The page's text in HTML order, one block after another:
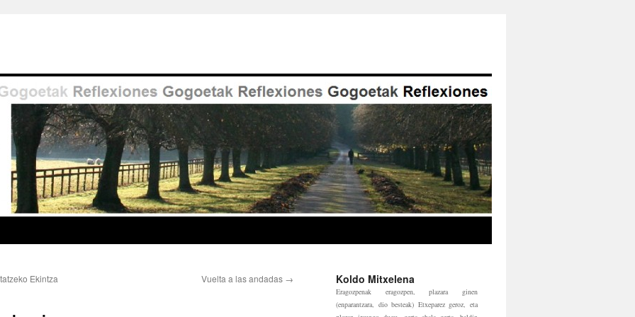
Ekintza
Vuelta a las andadas → Koldo Mitxelena
Eragozpenak eragozpen, plazara ginen
(enparantzara, dio besteak) Etxeparez geroz, eta